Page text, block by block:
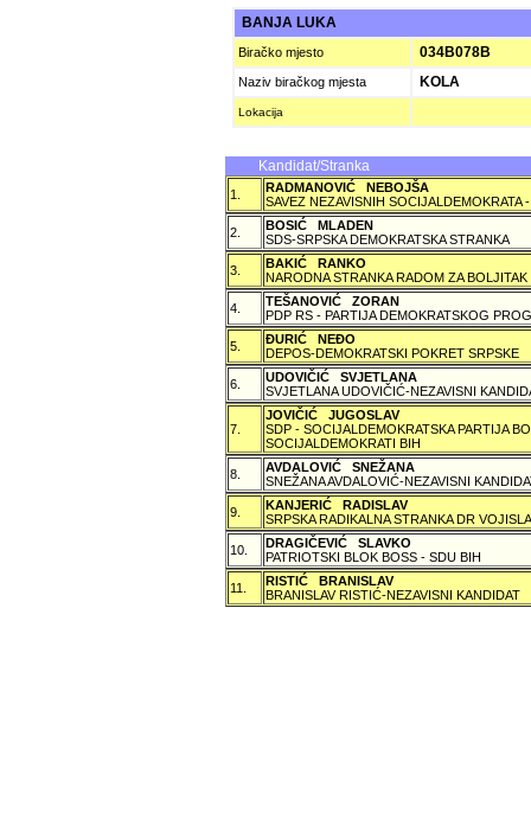
BANJA LUKA
Biračko mjesto 034B078B
Naziv biračkog mjesta KOLA
Lokacija
Kandidat/Stranka
1.
RADMANOVIĆ NEBOJŠA
SAVEZ NEZAVISNIH SOCIJALDEMOKRATA
2.
BOSIĆ MLADEN
SDS-SRPSKA DEMOKRATSKA STRANKA
3.
BAKIĆ RANKO
NARODNA STRANKA RADOM ZA BOLJITAK
4.
TEŠANOVIĆ ZORAN
PDP RS - PARTIJA DEMOKRATSKOG
5.
ÐURIĆ NEÐO
DEPOS-DEMOKRATSKI POKRET SRPSKE
6.
UDOVIČIĆ SVJETLANA
SVJETLANA UDOVIČIĆ-NEZAVISNI
7.
JOVIČIĆ JUGOSLAV
SDP - SOCIJALDEMOKRATSKA PARTIJA
SOCIJALDEMOKRATI BIH
8.
AVDALOVIĆ SNEŽANA
SNEŽANA AVDALOVIĆ-NEZAVISNI
9.
KANJERIĆ RADISLAV
SRPSKA RADIKALNA STRANKA DR
10.
DRAGIČEVIĆ SLAVKO
PATRIOTSKI BLOK BOSS - SDU BIH
11.
RISTIĆ BRANISLAV
BRANISLAV RISTIĆ-NEZAVISNI KANDIDAT